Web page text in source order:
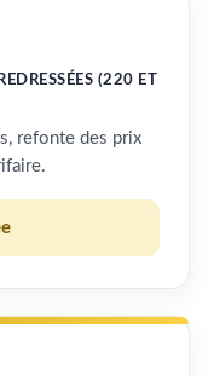
(220 ET
refonte des prix